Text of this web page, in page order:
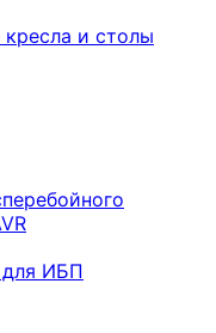
и столы
ИБП